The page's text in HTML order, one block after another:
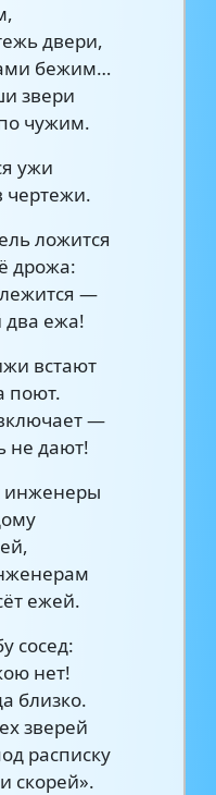
двери,
бежим…
звери
чужим.
ужи
ложится
дрожа:
—
ежа!
встают
поют.
—
не дают!
инженеры
ежей.
сосед:
нет!
близко.
зверей
расписку
скорей».